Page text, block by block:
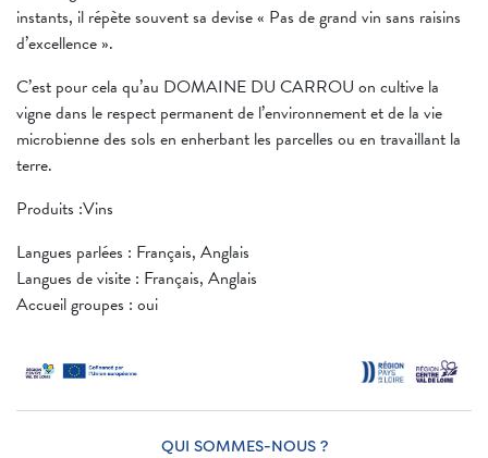
instants, il répète souvent sa devise « Pas de grand vin sans raisins
d’excellence ».
C’est pour cela qu’au DOMAINE DU CARROU on cultive la
vigne dans le respect permanent de l’environnement et de la vie
microbienne des sols en enherbant les parcelles ou en travaillant la
terre.
Produits :Vins
Langues parlées : Français, Anglais
Langues de visite : Français, Anglais
Accueil groupes : oui
QUI SOMMES-NOUS ?